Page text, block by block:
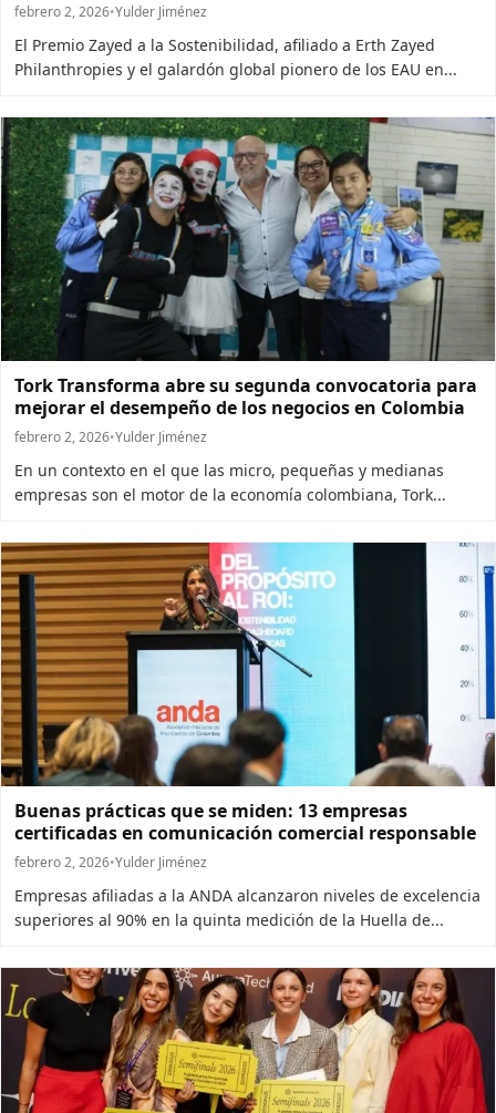
febrero 2, 2026•Yulder Jiménez
El Premio Zayed a la Sostenibilidad, afiliado a Erth Zayed
Philanthropies y el galardón global pionero de los EAU en...
Tork Transforma abre su segunda convocatoria para
mejorar el desempeño de los negocios en Colombia
febrero 2, 2026•Yulder Jiménez
En un contexto en el que las micro, pequeñas y medianas
empresas son el motor de la economía colombiana, Tork...
Buenas prácticas que se miden: 13 empresas
certificadas en comunicación comercial responsable
febrero 2, 2026•Yulder Jiménez
Empresas afiliadas a la ANDA alcanzaron niveles de excelencia
superiores al 90% en la quinta medición de la Huella de...